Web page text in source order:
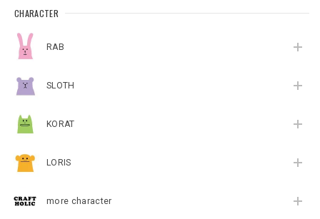
CHARACTER
RAB
SLOTH
KORAT
LORIS
more character